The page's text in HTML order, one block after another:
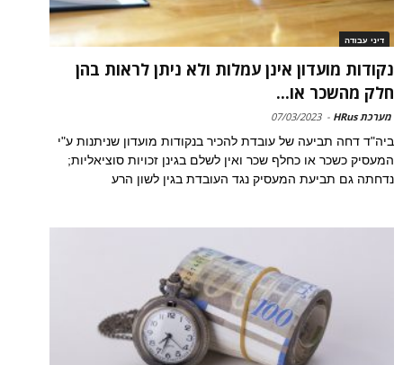
דיני עבודה
נקודות מועדון אינן עמלות ולא ניתן לראות בהן
חלק מהשכר או...
מערכת HRus -
07/03/2023
ביה"ד דחה תביעה של עובדת להכיר בנקודות מועדון שניתנות ע"י
המעסיק כשכר או כחלף שכר ואין לשלם בגינן זכויות סוציאליות;
נדחתה גם תביעת המעסיק נגד העובדת בגין לשון הרע